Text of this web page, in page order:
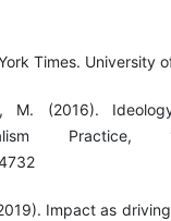
Times. University
M. (2016).
Practice,
Impact as